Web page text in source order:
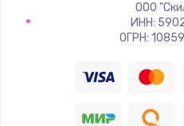
880
ООО
ИНН:
ОГРН: